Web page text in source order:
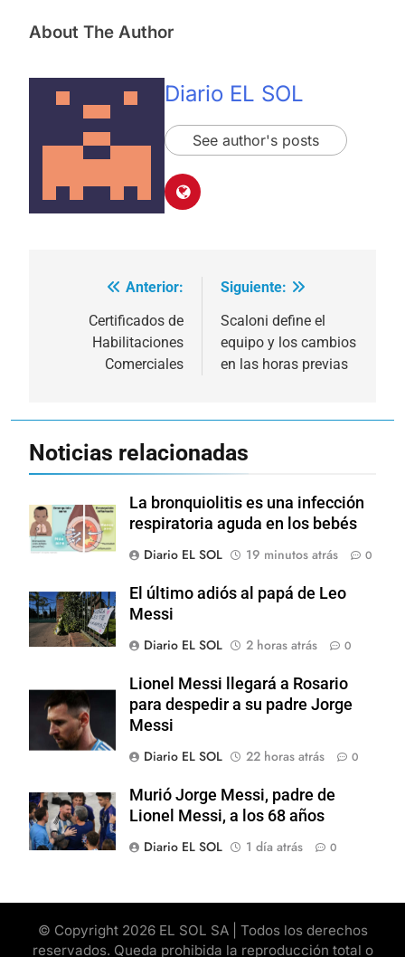
About The Author
Diario EL SOL
See author's posts
Navegación
entradas
Anterior:
Certificados de
Habilitaciones
Comerciales
Siguiente:
Scaloni define el
equipo y los cambios
en las horas previas
Noticias relacionadas
La bronquiolitis es una infección
respiratoria aguda en los bebés
Diario EL SOL
19 minutos atrás 0
El último adiós al papá de Leo
Messi
Diario EL SOL
2 horas atrás 0
Lionel Messi llegará a Rosario
para despedir a su padre Jorge
Messi
Diario EL SOL
22 horas atrás 0
Murió Jorge Messi, padre de
Lionel Messi, a los 68 años
Diario EL SOL
1 día atrás 0
© Copyright 2026 EL SOL SA | Todos los derechos
reservados. Queda prohibida la reproducción total o